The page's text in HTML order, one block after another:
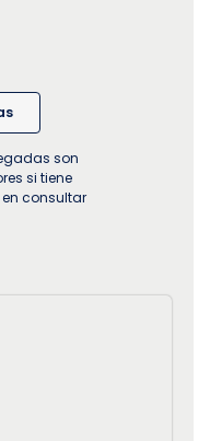
son
si tiene
consultar